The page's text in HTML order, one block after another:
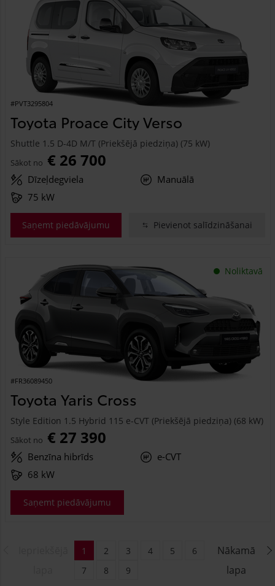
#PVT3295804
Toyota Proace City Verso
Shuttle 1.5 D-4D M/T (Priekšējā piedziņa) (75 kW)
Sākot no € 26 700
Dīzeļdegviela
Manuālā
75 kW
Saņemt piedāvājumu Pievienot salīdzināšanai
Noliktavā
#FR36089450
Toyota Yaris Cross
Style Edition 1.5 Hybrid 115 e-CVT (Priekšējā piedziņa) (68 kW)
Sākot no € 27 390
Benzīna hibrīds
e-CVT
68 kW
Saņemt piedāvājumu
Nākamā
lapa
1 2 3 4 5
6
7
8 9